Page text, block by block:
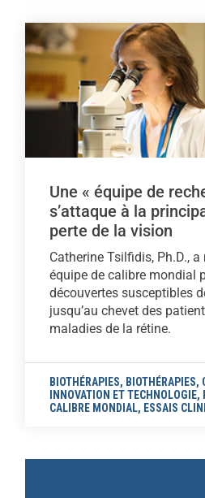
Une « équipe de
s’attaque à la
perte de la vision
Catherine Tsilfidis, Ph.D.,
équipe de calibre mondial
découvertes susceptibles
jusqu’au chevet des
maladies de la rétine.
BIOTHÉRAPIES, BIOTHÉRAPIES,
INNOVATION ET TECHNOLOGIE,
CALIBRE MONDIAL, ESSAIS